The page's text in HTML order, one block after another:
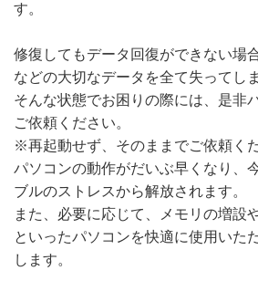
す。
修復してもデータ回復ができない場
などの大切なデータを全て失ってし
そんな状態でお困りの際には、是非
ご依頼ください。
※再起動せず、そのままでご依頼くだ
パソコンの動作がだいぶ早くなり、
ブルのストレスから解放されます。
また、必要に応じて、メモリの増設
といったパソコンを快適に使用いた
します。